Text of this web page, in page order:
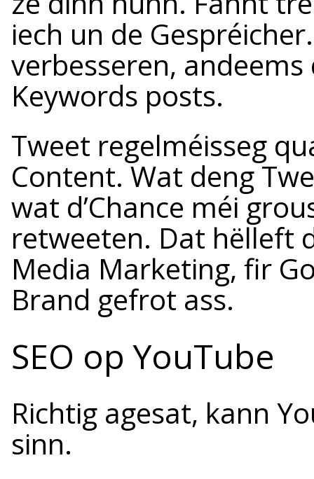
iech un de
verbesseren,
Keywords posts.
Tweet regelméisseg
Content. Wat deng
wat d’Chance méi
retweeten. Dat hëlleft
Media Marketing, fir
Brand gefrot ass.
SEO op YouTube
Richtig agesat, kann
sinn.